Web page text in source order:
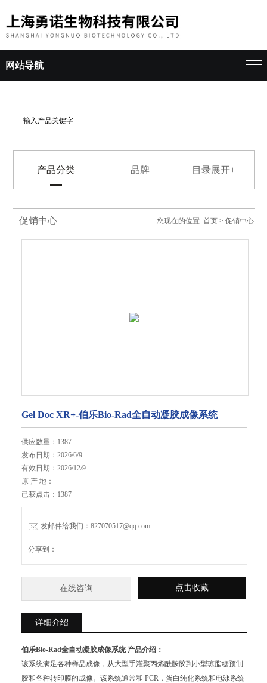
网站导航
产品分类 品牌 目录展开+
促销中心 您现在的位置: 首页> 促销中心
Gel Doc XR+-伯乐Bio-Rad全自动凝胶成像系统
供应数量：1387
发布日期：2026/6/9
有效日期：2026/12/9
原 产 地：
已获点击：1387
发邮件给我们：827070517@qq.com
分享到：
在线咨询 点击收藏
详细介绍
伯乐Bio-Rad全自动凝胶成像系统产品介绍：
该系统满足各种样品成像，从大型手灌聚丙烯酰胺胶到小型琼脂糖预制
胶和各种转印膜的成像。该系统通常和 PCR，蛋白纯化系统和电泳系统